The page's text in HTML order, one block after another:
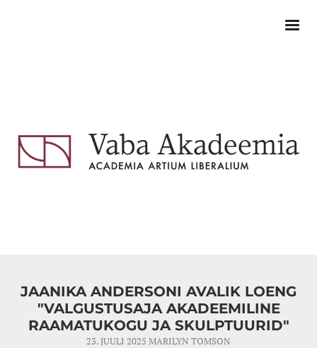
JAANIKA ANDERSONI AVALIK LOENG
"VALGUSTUSAJA AKADEEMILINE
RAAMATUKOGU JA SKULPTUURID"
23. JUULI 2025 MARILYN TOMSON